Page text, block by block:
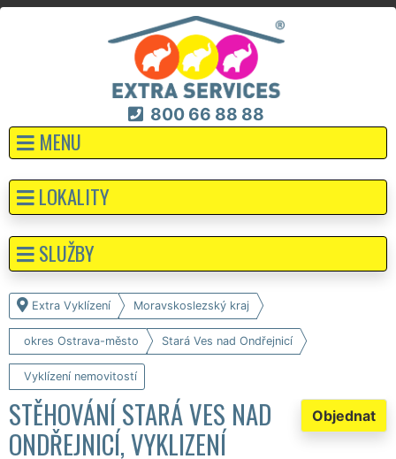
800 66 88 88
MENU
Extra Vyklízení Moravskoslezský kraj
okres Ostrava-město Stará Ves nad Ondřejnicí
Vyklízení nemovitostí
Objednat
STĚHOVÁNÍ STARÁ VES NAD
ONDŘEJNICÍ, VYKLIZENÍ
LOKALITY
SLUŽBY